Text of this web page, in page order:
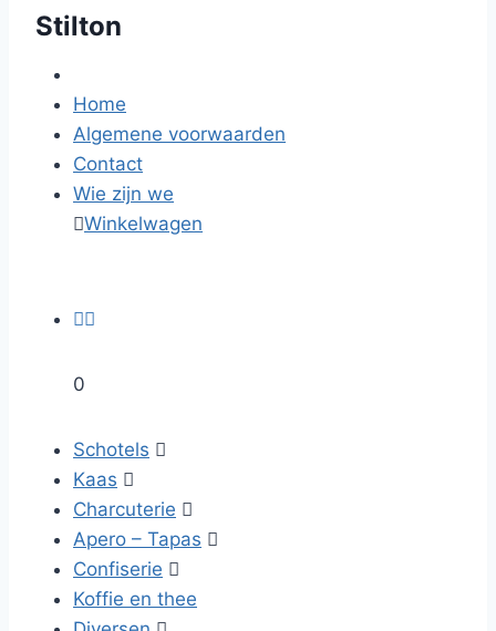
Stilton
Home
Algemene voorwaarden
Contact
Wie zijn we
Winkelwagen

0
Schotels 
Kaas 
Charcuterie 
Apero – Tapas 
Confiserie 
Koffie en thee